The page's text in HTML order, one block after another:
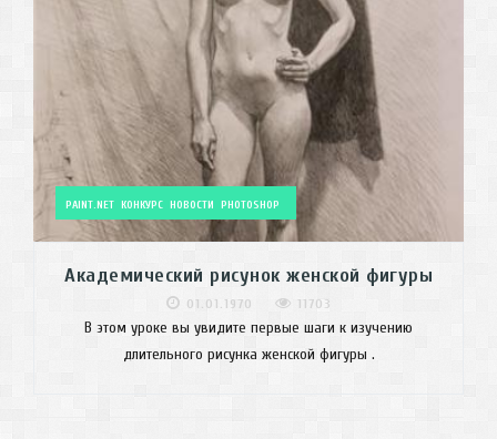
PAINT.NET КОНКУРС НОВОСТИ PHOTOSHOP
Академический рисунок женской фигуры
01.01.1970 11703
В этом уроке вы увидите первые шаги к изучению
длительного рисунка женской фигуры .